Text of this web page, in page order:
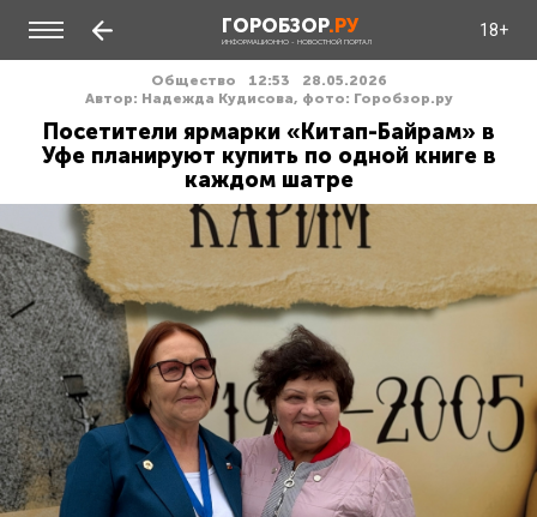
ГОРОБЗОР.РУ
ИНФОРМАЦИОННО - НОВОСТНОЙ ПОРТАЛ
18+
Общество 12:53
28.05.2026
Автор: Надежда Кудисова, фото: Горобзор.ру
Посетители ярмарки «Китап-Байрам» в
Уфе планируют купить по одной книге в
каждом шатре